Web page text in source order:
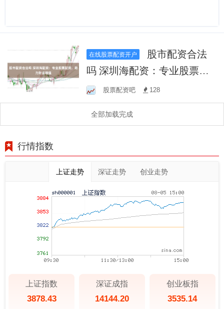
在线股票配资开户
吗 深圳海配资：专业股票配
资，助力财富增值
股票配资吧 128
全部加载完成
行情指数
上证走势 深证走势 创业走势
上证指数
3878.43
深证成指
14144.20
创业板指
3535.14